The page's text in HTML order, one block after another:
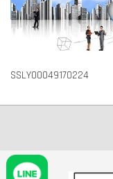
SSLY00049170224